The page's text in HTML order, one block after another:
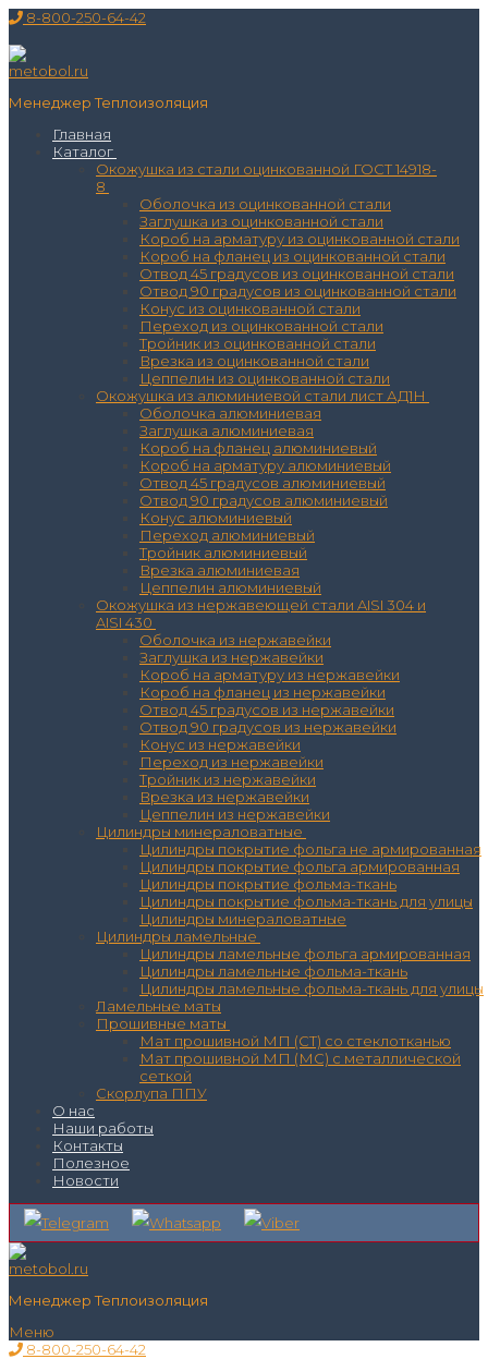
Перейти
содержимому
Меню
Закрыть
8-800-250-64-42
Менеджер Теплоизоляция
Главная
Каталог
Окожушка из стали оцинкованной ГОСТ 14918-
8
Оболочка из оцинкованной стали
Заглушка из оцинкованной стали
Короб на арматуру из оцинкованной стали
Короб на фланец из оцинкованной стали
Отвод 45 градусов из оцинкованной стали
Отвод 90 градусов из оцинкованной стали
Конус из оцинкованной стали
Переход из оцинкованной стали
Тройник из оцинкованной стали
Врезка из оцинкованной стали
Цеппелин из оцинкованной стали
Окожушка из алюминиевой стали лист АД1Н
Оболочка алюминиевая
Заглушка алюминиевая
Короб на фланец алюминиевый
Короб на арматуру алюминиевый
Отвод 45 градусов алюминиевый
Отвод 90 градусов алюминиевый
Конус алюминиевый
Переход алюминиевый
Тройник алюминиевый
Врезка алюминиевая
Цеппелин алюминиевый
Окожушка из нержавеющей стали AISI 304 и
AISI 430
Оболочка из нержавейки
Заглушка из нержавейки
Короб на арматуру из нержавейки
Короб на фланец из нержавейки
Отвод 45 градусов из нержавейки
Отвод 90 градусов из нержавейки
Конус из нержавейки
Переход из нержавейки
Тройник из нержавейки
Врезка из нержавейки
Цеппелин из нержавейки
Цилиндры минераловатные
Цилиндры покрытие фольга не армированная
Цилиндры покрытие фольга армированная
Цилиндры покрытие фольма-ткань
Цилиндры покрытие фольма-ткань для улицы
Цилиндры минераловатные
Цилиндры ламельные
Цилиндры ламельные фольга армированная
Цилиндры ламельные фольма-ткань
Цилиндры ламельные фольма-ткань для улицы
Ламельные маты
Прошивные маты
Мат прошивной МП (СТ) со стеклотканью
Мат прошивной МП (МС) с металлической
сеткой
Скорлупа ППУ
О нас
Наши работы
Контакты
Полезное
Новости
Менеджер Теплоизоляция
Меню
8-800-250-64-42